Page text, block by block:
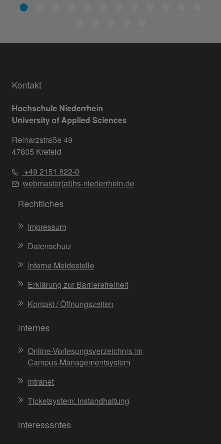
Kontakt
Hochschule Niederrhein
University of Applied Sciences
Reinarzstraße 49
47805 Krefeld
+49 2151 822-0
webmaster(at)hs-niederrhein.de
Rechtliches
Impressum
Datenschutz
Interne Meldestelle
Erklärung zur Barrierefreiheit
Kontakt / Öffnungszeiten
Internes
Online-Vorlesungsverzeichnis im
Campus-Managementsystem
Intranet
Ticketsystem: Instandhaltung
Interessantes